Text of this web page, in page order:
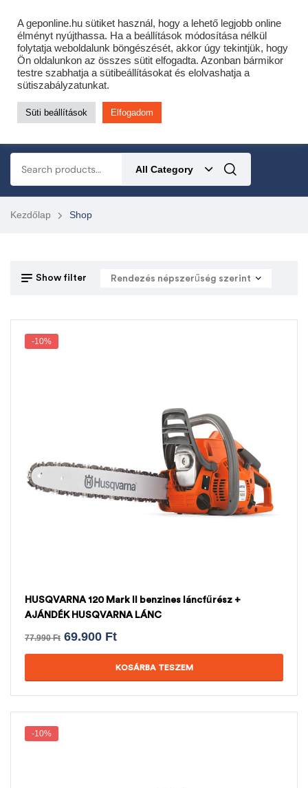
Cofidis expressz online áruhitel 0 % THM-el 10 hónapra!
Most minden akciós HQ láncfűrészhez ajándékba adunk egy fűrészláncot!
Részletek ide kattintva!
KERTÉSZETI – ERDÉSZETI – ÉPÍTŐIPARI GÉP WEBSHOP
All Category
Kezdőlap Shop
Show filter
-10%
HUSQVARNA 120 Mark II benzines láncfűrész +
AJÁNDÉK HUSQVARNA LÁNC
77.990Ft 69.900 Ft
KOSÁRBA TESZEM
-10%
A geponline.hu sütiket használ, hogy a lehető legjobb online
élményt nyújthassa. Ha a beállítások módosítása nélkül
folytatja weboldalunk böngészését, akkor úgy tekintjük, hogy
Ön oldalunkon az összes sütit elfogadta. Azonban bármikor
testre szabhatja a sütibeállításokat és elolvashatja a
sütiszabályzatunkat.
Süti beállítások Elfogadom